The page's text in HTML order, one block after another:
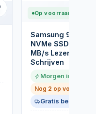
Op voorraad
Samsung 990
NVMe SSD | M.2
MB/s Lezen |
Schrijven
Morgen in huis
Nog 2 op voorraad
Gratis bezorgd